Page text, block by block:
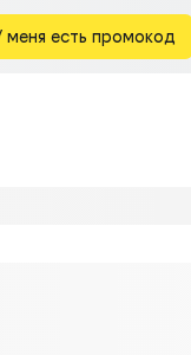
меня есть промокод